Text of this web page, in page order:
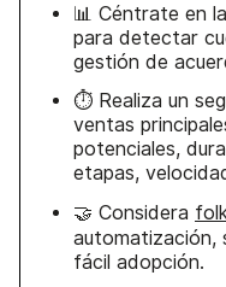
📊 Céntrate en
para detectar
gestión de
⏱️ Realiza un
ventas
potenciales,
etapas,
🤝 Considera
automatización,
fácil adopción.